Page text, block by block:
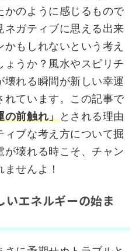
かのように感じるもので
ネガティブに思える出来
もしれないという考え
うか？風水やスピリチ
壊れる瞬間が新しい幸運
れています。この記事で
の前触れ」とされる理由
ブな考え方について掘
が壊れる時こそ、チャン
せんよ！
いエネルギーの始ま